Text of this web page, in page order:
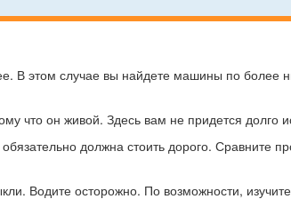
В этом случае вы найдете машины по более
что он живой. Здесь вам не придется долго
должна стоить дорого. Сравните
Водите осторожно. По возможности,